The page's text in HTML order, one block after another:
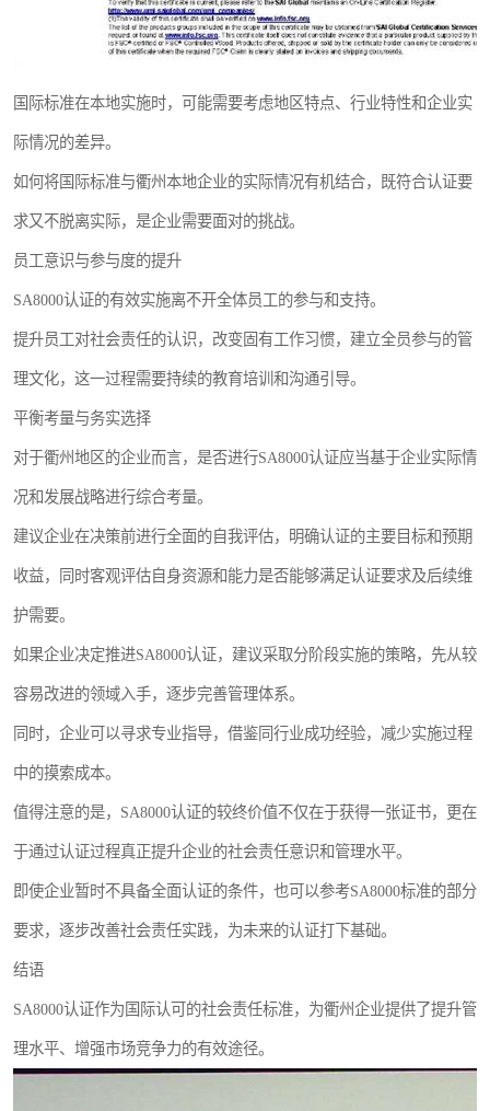
国际标准在本地实施时，可能需要考虑地区特点、行业特性和企业实
际情况的差异。
如何将国际标准与衢州本地企业的实际情况有机结合，既符合认证要
求又不脱离实际，是企业需要面对的挑战。
员工意识与参与度的提升
SA8000认证的有效实施离不开全体员工的参与和支持。
提升员工对社会责任的认识，改变固有工作习惯，建立全员参与的管
理文化，这一过程需要持续的教育培训和沟通引导。
平衡考量与务实选择
对于衢州地区的企业而言，是否进行SA8000认证应当基于企业实际情
况和发展战略进行综合考量。
建议企业在决策前进行全面的自我评估，明确认证的主要目标和预期
收益，同时客观评估自身资源和能力是否能够满足认证要求及后续维
护需要。
如果企业决定推进SA8000认证，建议采取分阶段实施的策略，先从较
容易改进的领域入手，逐步完善管理体系。
同时，企业可以寻求专业指导，借鉴同行业成功经验，减少实施过程
中的摸索成本。
值得注意的是，SA8000认证的较终价值不仅在于获得一张证书，更在
于通过认证过程真正提升企业的社会责任意识和管理水平。
即使企业暂时不具备全面认证的条件，也可以参考SA8000标准的部分
要求，逐步改善社会责任实践，为未来的认证打下基础。
结语
SA8000认证作为国际认可的社会责任标准，为衢州企业提供了提升管
理水平、增强市场竞争力的有效途径。